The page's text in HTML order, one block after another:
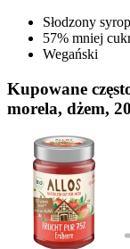
Słodzony
57% mniej
Wegański
Kupowane
morela, dżem,